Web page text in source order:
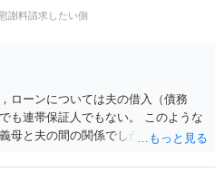
謝料請求したい側
ローンについては夫の借入（債務
も連帯保証人でもない。 このような
母と夫の間の関係でしかありませ
ね。 いずれにしても，使用貸借では